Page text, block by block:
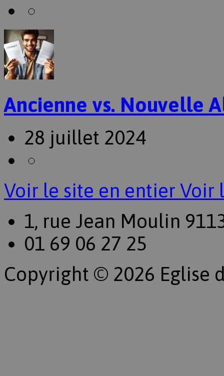
Ancienne vs. Nouvelle
28 juillet 2024
Voir le site en entier Voir
1, rue Jean Moulin
01 69 06 27 25
Copyright © 2026 Eglise